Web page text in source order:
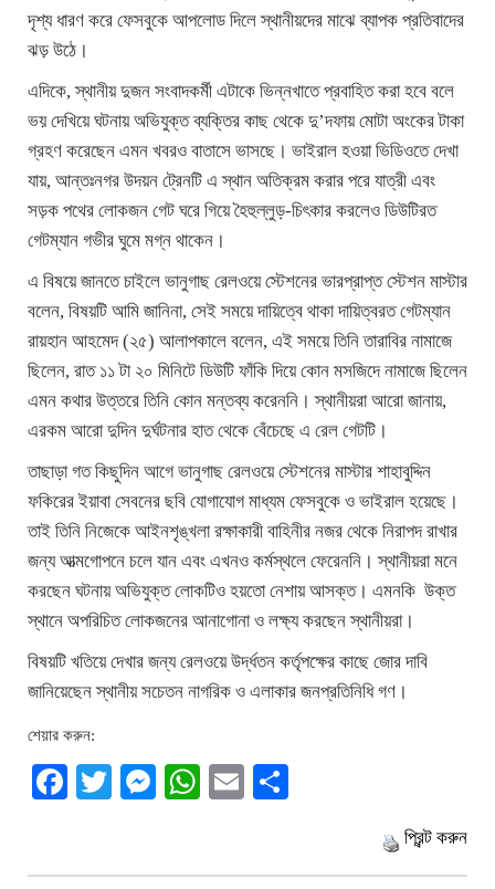
দৃশ্য ধারণ করে ফেসবুকে আপলোড দিলে স্থানীয়দের মাঝে ব্যাপক প্রতিবাদের
ঝড় উঠে।
এদিকে, স্থানীয় দুজন সংবাদকর্মী এটাকে ভিন্নখাতে প্রবাহিত করা হবে বলে
ভয় দেখিয়ে ঘটনায় অভিযুক্ত ব্যক্তির কাছ থেকে দু’দফায় মোটা অংকের টাকা
গ্রহণ করেছেন এমন খবরও বাতাসে ভাসছে। ভাইরাল হওয়া ভিডিওতে দেখা
যায়, আন্তঃনগর উদয়ন ট্রেনটি এ স্থান অতিক্রম করার পরে যাত্রী এবং
সড়ক পথের লোকজন গেট ঘরে গিয়ে হৈহুল্লুড়-চিৎকার করলেও ডিউটিরত
গেটম্যান গভীর ঘুমে মগ্ন থাকেন।
এ বিষয়ে জানতে চাইলে ভানুগাছ রেলওয়ে স্টেশনের ভারপ্রাপ্ত স্টেশন মাস্টার
বলেন, বিষয়টি আমি জানিনা, সেই সময়ে দায়িত্বে থাকা দায়িত্বরত গেটম্যান
রায়হান আহমেদ (২৫) আলাপকালে বলেন, এই সময়ে তিনি তারাবির নামাজে
ছিলেন, রাত ১১ টা ২০ মিনিটে ডিউটি ফাঁকি দিয়ে কোন মসজিদে নামাজে ছিলেন
এমন কথার উত্তরে তিনি কোন মন্তব্য করেননি। স্থানীয়রা আরো জানায়,
এরকম আরো দুদিন দুর্ঘটনার হাত থেকে বেঁচেছে এ রেল গেটটি।
তাছাড়া গত কিছুদিন আগে ভানুগাছ রেলওয়ে স্টেশনের মাস্টার শাহাবুদ্দিন
ফকিরের ইয়াবা সেবনের ছবি যোগাযোগ মাধ্যম ফেসবুকে ও ভাইরাল হয়েছে।
তাই তিনি নিজেকে আইনশৃঙ্খলা রক্ষাকারী বাহিনীর নজর থেকে নিরাপদ রাখার
জন্য আত্মগোপনে চলে যান এবং এখনও কর্মস্থলে ফেরেননি। স্থানীয়রা মনে
করছেন ঘটনায় অভিযুক্ত লোকটিও হয়তো নেশায় আসক্ত। এমনকি উক্ত
স্থানে অপরিচিত লোকজনের আনাগোনা ও লক্ষ্য করছেন স্থানীয়রা।
বিষয়টি খতিয়ে দেখার জন্য রেলওয়ে উর্দ্ধতন কর্তৃপক্ষের কাছে জোর দাবি
জানিয়েছেন স্থানীয় সচেতন নাগরিক ও এলাকার জনপ্রতিনিধি গণ।
শেয়ার করুন:
Facebook
TwitterMessenger
WhatsApp
Email
প্রিন্ট করুন